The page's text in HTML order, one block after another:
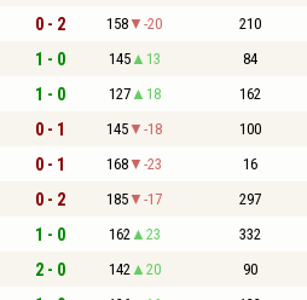
0 - 2 158 -20 210
1 - 0 145 13 84
1 - 0 127 18 162
0 - 1 145 -18 100
0 - 1 168 -23 16
0 - 2 185 -17 297
1 - 0 162 23 332
2 - 0 142 20 90